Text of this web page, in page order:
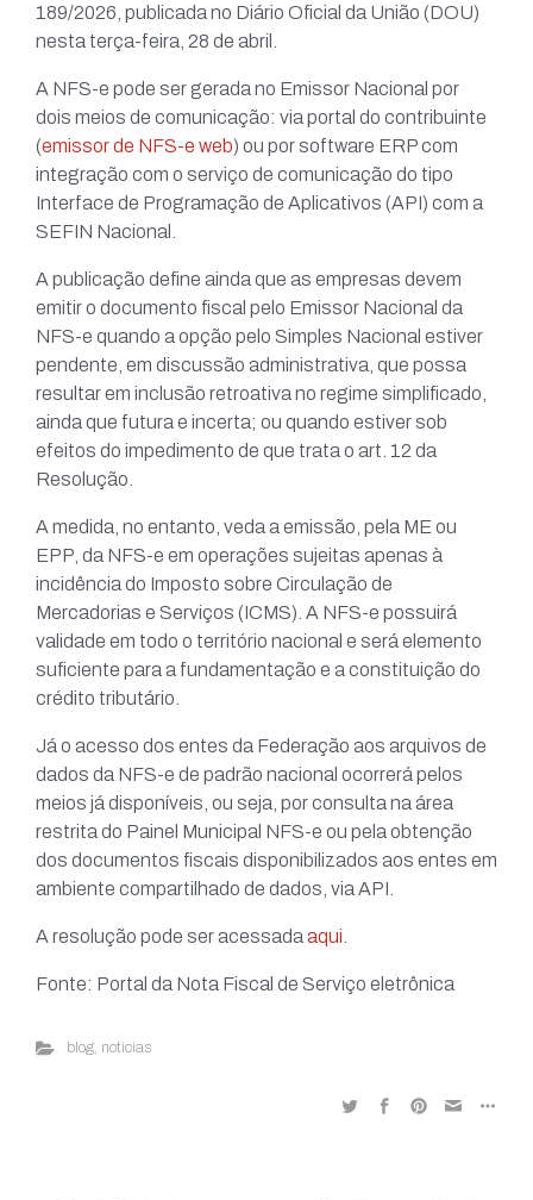
189/2026, publicada no Diário Oficial da União (DOU)
nesta terça-feira, 28 de abril.
A NFS-e pode ser gerada no Emissor Nacional por
dois meios de comunicação: via portal do contribuinte
(emissor de NFS-e web) ou por software ERP com
integração com o serviço de comunicação do tipo
Interface de Programação de Aplicativos (API) com a
SEFIN Nacional.
A publicação define ainda que as empresas devem
emitir o documento fiscal pelo Emissor Nacional da
NFS-e quando a opção pelo Simples Nacional estiver
pendente, em discussão administrativa, que possa
resultar em inclusão retroativa no regime simplificado,
ainda que futura e incerta; ou quando estiver sob
efeitos do impedimento de que trata o art. 12 da
Resolução.
A medida, no entanto, veda a emissão, pela ME ou
EPP, da NFS-e em operações sujeitas apenas à
incidência do Imposto sobre Circulação de
Mercadorias e Serviços (ICMS). A NFS-e possuirá
validade em todo o território nacional e será elemento
suficiente para a fundamentação e a constituição do
crédito tributário.
Já o acesso dos entes da Federação aos arquivos de
dados da NFS-e de padrão nacional ocorrerá pelos
meios já disponíveis, ou seja, por consulta na área
restrita do Painel Municipal NFS-e ou pela obtenção
dos documentos fiscais disponibilizados aos entes em
ambiente compartilhado de dados, via API.
A resolução pode ser acessadaaqui.
Fonte: Portal da Nota Fiscal de Serviço eletrônica
blog, noticias